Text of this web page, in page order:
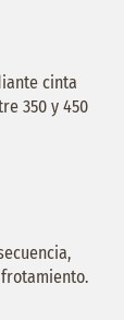
cinta
350 y 450